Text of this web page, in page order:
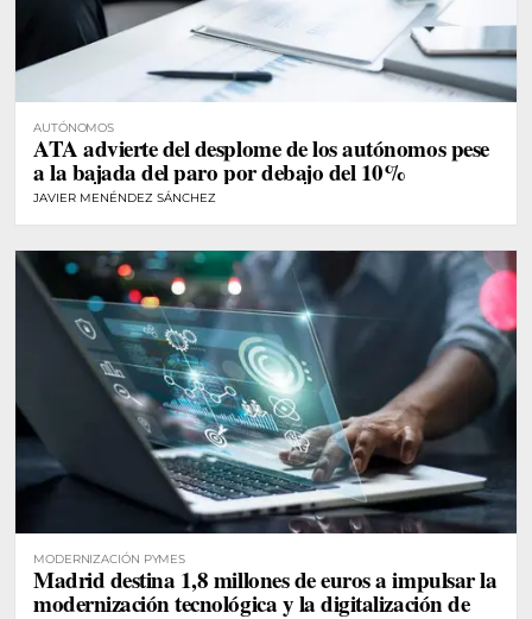
AUTÓNOMOS
ATA advierte del desplome de los autónomos pese
a la bajada del paro por debajo del 10%
JAVIER MENÉNDEZ SÁNCHEZ
MODERNIZACIÓN PYMES
Madrid destina 1,8 millones de euros a impulsar la
modernización tecnológica y la digitalización de